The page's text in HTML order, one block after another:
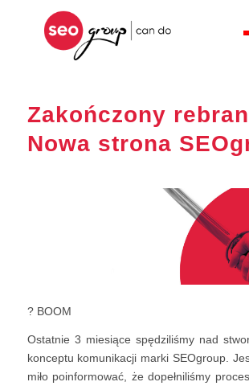
Zakończony
Nowa strona
?BOOM
Ostatnie 3 miesiące spędziliśmy nad
konceptu komunikacji marki SEOgroup.
miło poinformować, że dopełniliśmy